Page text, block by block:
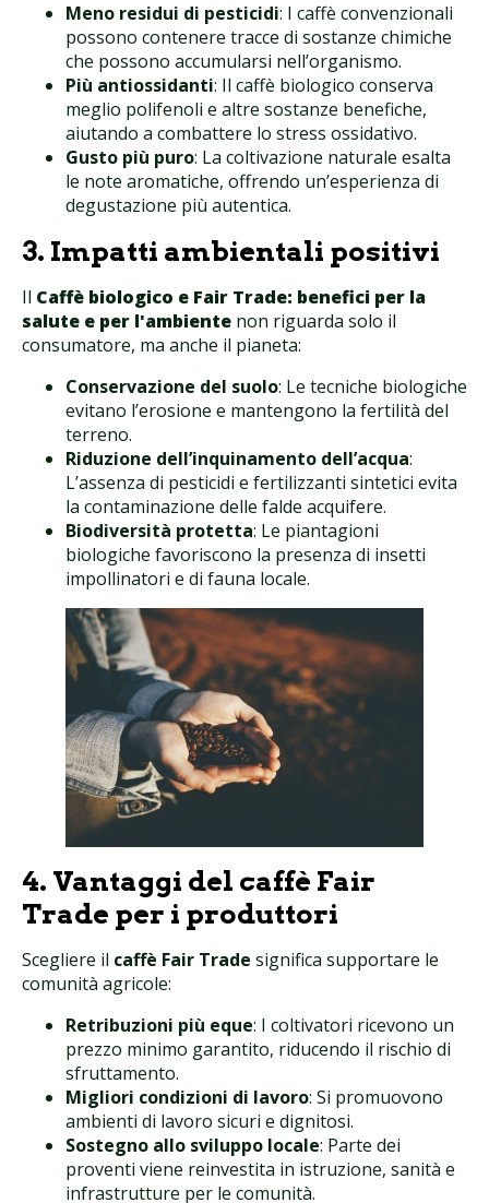
Meno residui di pesticidi: I caffè convenzionali
possono contenere tracce di sostanze chimiche
che possono accumularsi nell’organismo.
Più antiossidanti: Il caffè biologico conserva
meglio polifenoli e altre sostanze benefiche,
aiutando a combattere lo stress ossidativo.
Gusto più puro: La coltivazione naturale esalta
le note aromatiche, offrendo un’esperienza di
degustazione più autentica.
3. Impatti ambientali positivi
Il Caffè biologico e Fair Trade: benefici per la
salute e per l'ambiente non riguarda solo il
consumatore, ma anche il pianeta:
Conservazione del suolo: Le tecniche biologiche
evitano l’erosione e mantengono la fertilità del
terreno.
Riduzione dell’inquinamento dell’acqua:
L’assenza di pesticidi e fertilizzanti sintetici evita
la contaminazione delle falde acquifere.
Biodiversità protetta: Le piantagioni
biologiche favoriscono la presenza di insetti
impollinatori e di fauna locale.
4. Vantaggi del caffè Fair
Trade per i produttori
Scegliere il caffè Fair Trade significa supportare le
comunità agricole:
Retribuzioni più eque: I coltivatori ricevono un
prezzo minimo garantito, riducendo il rischio di
sfruttamento.
Migliori condizioni di lavoro: Si promuovono
ambienti di lavoro sicuri e dignitosi.
Sostegno allo sviluppo locale: Parte dei
proventi viene reinvestita in istruzione, sanità e
infrastrutture per le comunità.